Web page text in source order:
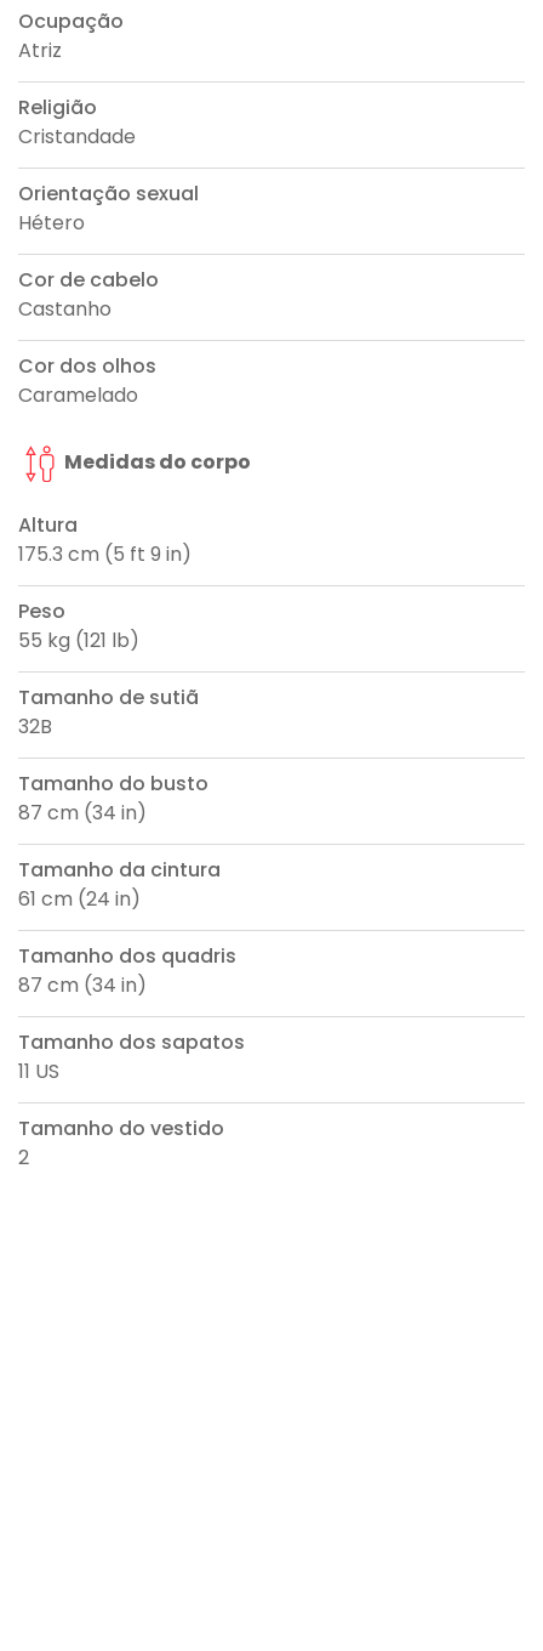
Ocupação
Atriz
Religião
Cristandade
Orientação sexual
Hétero
Cor de cabelo
Castanho
Cor dos olhos
Caramelado
Medidas do corpo
Altura
175.3 cm (5 ft 9 in)
Peso
55 kg (121 lb)
Tamanho de sutiã
32B
Tamanho do busto
87 cm (34 in)
Tamanho da cintura
61 cm (24 in)
Tamanho dos quadris
87 cm (34 in)
Tamanho dos sapatos
11 US
Tamanho do vestido
2